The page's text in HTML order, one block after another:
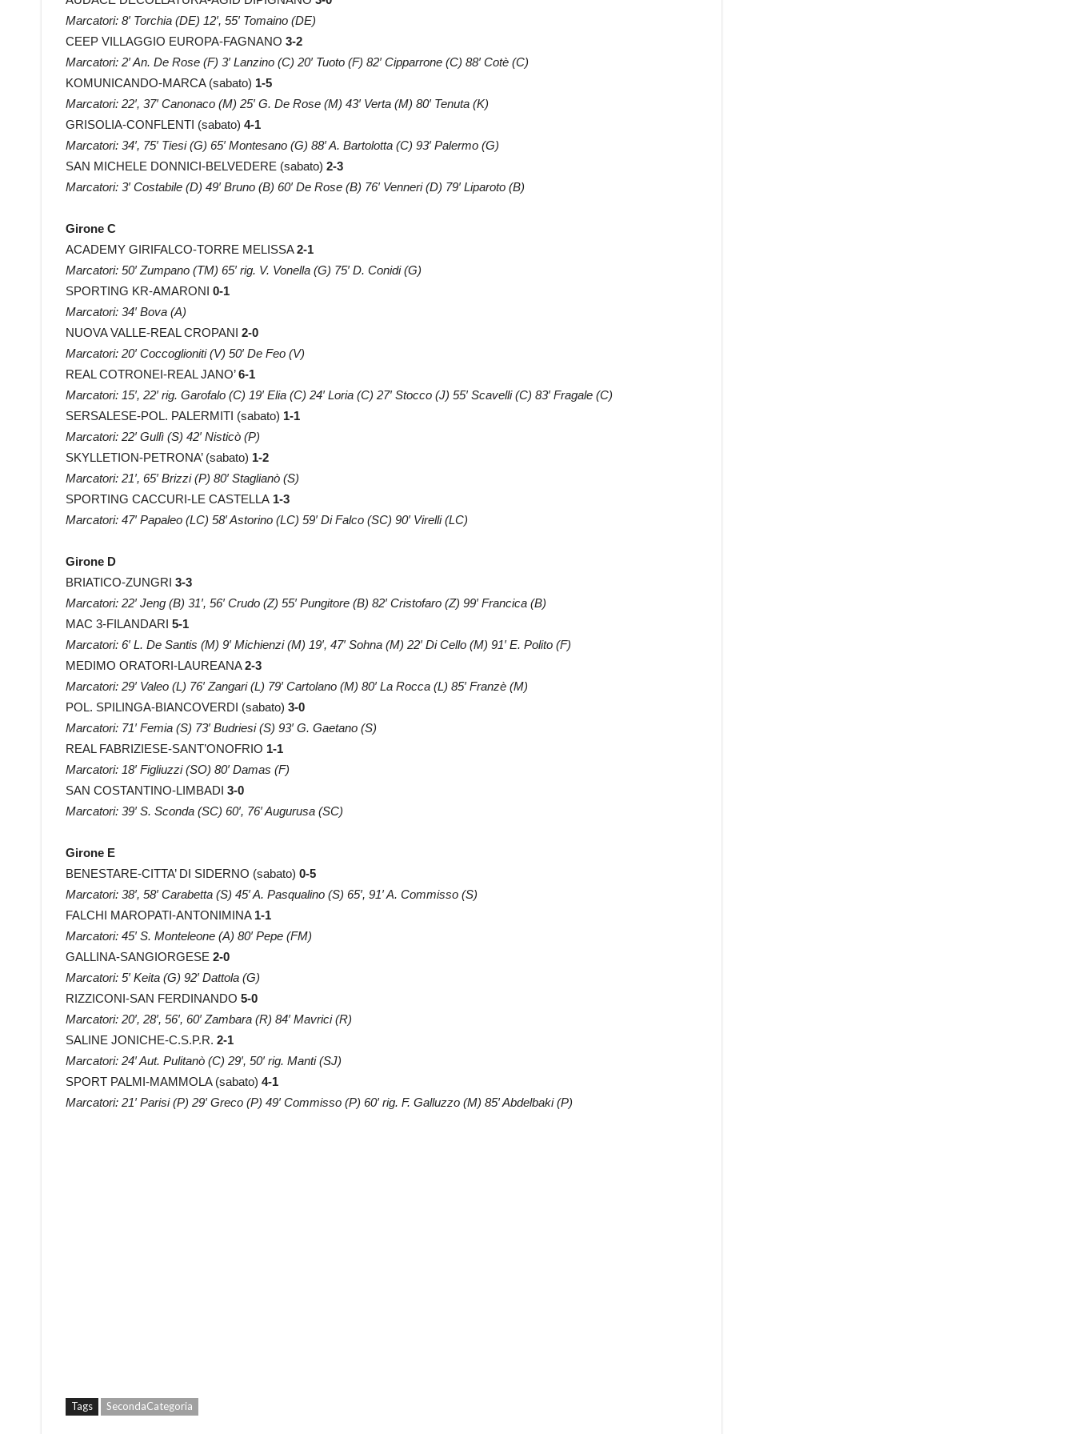
Marcatori: 8′ Torchia (DE) 12′, 55′ Tomaino (DE)
CEEP VILLAGGIO EUROPA-FAGNANO 3-2
Marcatori: 2′ An. De Rose (F) 3′ Lanzino (C) 20′ Tuoto (F) 82′ Cipparrone (C) 88′ Cotè (C)
KOMUNICANDO-MARCA (sabato) 1-5
Marcatori: 22′, 37′ Canonaco (M) 25′ G. De Rose (M) 43′ Verta (M) 80′ Tenuta (K)
GRISOLIA-CONFLENTI (sabato) 4-1
Marcatori: 34′, 75′ Tiesi (G) 65′ Montesano (G) 88′ A. Bartolotta (C) 93′ Palermo (G)
SAN MICHELE DONNICI-BELVEDERE (sabato) 2-3
Marcatori: 3′ Costabile (D) 49′ Bruno (B) 60′ De Rose (B) 76′ Venneri (D) 79′ Liparoto (B)
Girone C
ACADEMY GIRIFALCO-TORRE MELISSA2-1
Marcatori: 50′ Zumpano (TM) 65′ rig. V. Vonella (G) 75′ D. Conidi (G)
SPORTING KR-AMARONI 0-1
Marcatori: 34′ Bova (A)
NUOVA VALLE-REAL CROPANI 2-0
Marcatori: 20′ Coccoglioniti (V) 50′ De Feo (V)
REAL COTRONEI-REAL JANO’6-1
Marcatori: 15′, 22′ rig. Garofalo (C) 19′ Elia (C) 24′ Loria (C) 27′ Stocco (J) 55′ Scavelli (C) 83′ Fragale (C)
SERSALESE-POL. PALERMITI (sabato) 1-1
Marcatori: 22′ Gullì (S) 42′ Nisticò (P)
SKYLLETION-PETRONA’ (sabato) 1-2
Marcatori: 21′, 65′ Brizzi (P) 80′ Staglianò (S)
SPORTING CACCURI-LE CASTELLA 1-3
Marcatori: 47′ Papaleo (LC) 58′ Astorino (LC) 59′ Di Falco (SC) 90′ Virelli (LC)
Girone D
BRIATICO-ZUNGRI 3-3
Marcatori: 22′ Jeng (B) 31′, 56′ Crudo (Z) 55′ Pungitore (B) 82′ Cristofaro (Z) 99′ Francica (B)
MAC 3-FILANDARI 5-1
Marcatori: 6′ L. De Santis (M) 9′ Michienzi (M) 19′, 47′ Sohna (M) 22′ Di Cello (M) 91′ E. Polito (F)
MEDIMO ORATORI-LAUREANA2-3
Marcatori: 29′ Valeo (L) 76′ Zangari (L) 79′ Cartolano (M) 80′ La Rocca (L) 85′ Franzè (M)
POL. SPILINGA-BIANCOVERDI (sabato) 3-0
Marcatori: 71′ Femia (S) 73′ Budriesi (S) 93′ G. Gaetano (S)
REAL FABRIZIESE-SANT’ONOFRIO 1-1
Marcatori: 18′ Figliuzzi (SO) 80′ Damas (F)
SAN COSTANTINO-LIMBADI 3-0
Marcatori: 39′ S. Sconda (SC) 60′, 76′ Augurusa (SC)
Girone E
BENESTARE-CITTA’ DI SIDERNO (sabato) 0-5
Marcatori: 38′, 58′ Carabetta (S) 45′ A. Pasqualino (S) 65′, 91′ A. Commisso (S)
FALCHI MAROPATI-ANTONIMINA 1-1
Marcatori: 45′ S. Monteleone (A) 80′ Pepe (FM)
GALLINA-SANGIORGESE 2-0
Marcatori: 5′ Keita (G) 92′ Dattola (G)
RIZZICONI-SAN FERDINANDO 5-0
Marcatori: 20′, 28′, 56′, 60′ Zambara (R) 84′ Mavrici (R)
SALINE JONICHE-C.S.P.R. 2-1
Marcatori: 24′ Aut. Pulitanò (C) 29′, 50′ rig. Manti (SJ)
SPORT PALMI-MAMMOLA (sabato) 4-1
Marcatori: 21′ Parisi (P) 29′ Greco (P) 49′ Commisso (P) 60′ rig. F. Galluzzo (M) 85′ Abdelbaki (P)
Tags SecondaCategoria